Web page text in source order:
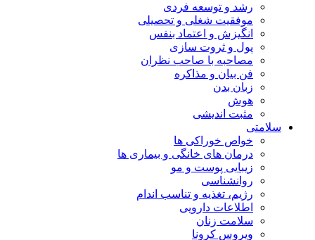
رشد و توسعه فردی
موفقیت شغلی و تحصیلی
انگیزش و اعتماد بنفس
پول و ثروت سازی
مصاحبه با صاحب نظران
فن بیان و مذاکره
زبان بدن
هوش
مثبت اندیشی
سلامتی
خواص خوراکی ها
درمان های خانگی و بیماری ها
زیبایی پوست و مو
روانشناسی
رژیم، تغذیه و تناسب اندام
اطلاعات دارویی
سلامت زنان
ویروس کرونا